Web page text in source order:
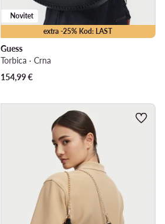
extra -25% Kod: LAST
Novitet
Guess
Torbica · Crna
154,99€